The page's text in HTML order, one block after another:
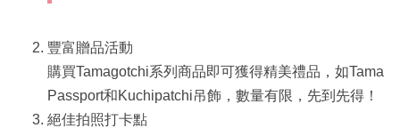
豐富贈品活動
購買Tamagotchi系列商品即可獲得精美禮品，如Tama
Passport和Kuchipatchi吊飾，數量有限，先到先得！
絕佳拍照打卡點